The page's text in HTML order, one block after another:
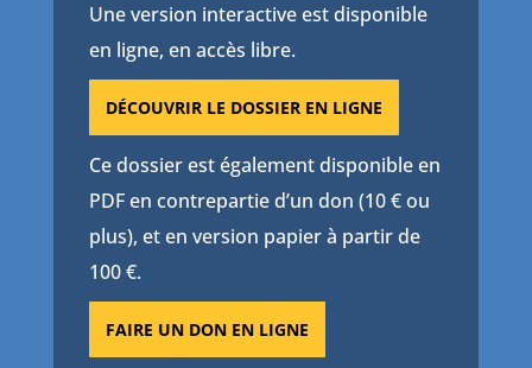
Une version interactive est disponible
en ligne, en accès libre.
DÉCOUVRIR LE DOSSIER EN LIGNE
Ce dossier est également disponible en
PDF en contrepartie d’un don (10 € ou
plus), et en version papier à partir de
100 €.
FAIRE UN DON EN LIGNE